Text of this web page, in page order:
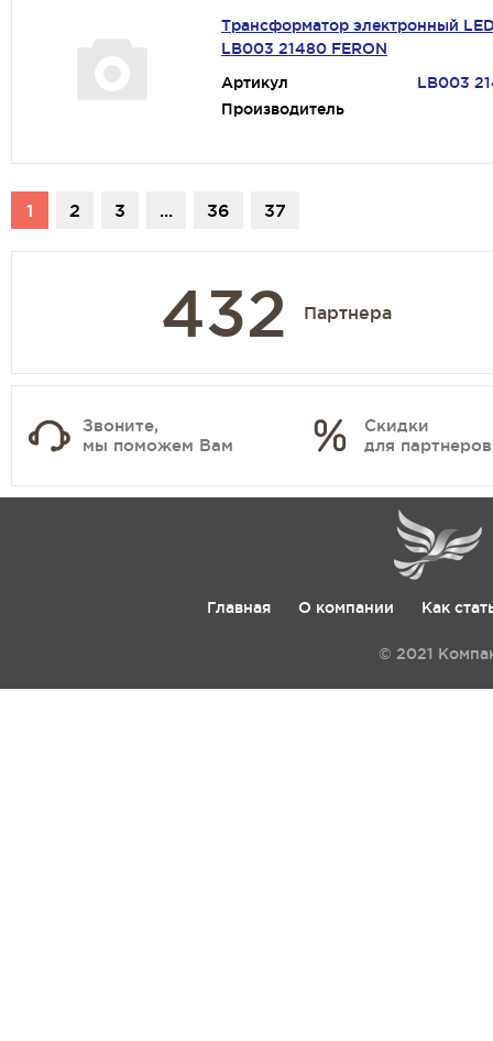
Трансформатор электронный
LB003 21480 FERON
Артикул
LB003
Производитель
1 2 3 ... 36 37
432 Партнера
Звоните,
мы поможем Вам
Скидки
для партнеров
Главная О компании Как
© 2021